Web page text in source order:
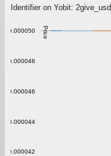
Identifier on Yobit: 2give_usd
Price
0.000042
0.000044
0.000046
0.000048
0.000050